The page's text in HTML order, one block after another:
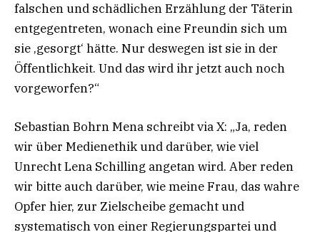
falschen und schädlichen Erzählung der Täterin
entgegentreten, wonach eine Freundin sich um
sie ‚gesorgt‘ hätte. Nur deswegen ist sie in der
Öffentlichkeit. Und das wird ihr jetzt auch noch
vorgeworfen?“
Sebastian Bohrn Mena schreibt via X: „Ja, reden
wir über Medienethik und darüber, wie viel
Unrecht Lena Schilling angetan wird. Aber reden
wir bitte auch darüber, wie meine Frau, das wahre
Opfer hier, zur Zielscheibe gemacht und
systematisch von einer Regierungspartei und